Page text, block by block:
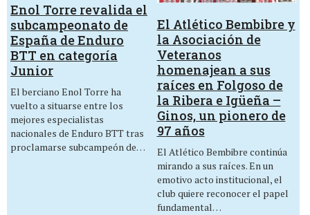
Enol Torre revalida el
subcampeonato de
España de Enduro
BTT en categoría
Junior
El berciano Enol Torre ha
vuelto a situarse entre los
mejores especialistas
nacionales de Enduro BTT tras
proclamarse subcampeón de…
El Atlético Bembibre y
la Asociación de
Veteranos
homenajean a sus
raíces en Folgoso de
la Ribera e Igüeña –
Ginos, un pionero de
97 años
El Atlético Bembibre continúa
mirando a sus raíces. En un
emotivo acto institucional, el
club quiere reconocer el papel
fundamental…